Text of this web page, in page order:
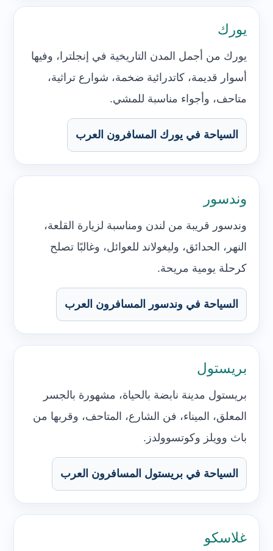
يورك
يورك من أجمل المدن التاريخية في إنجلترا، وفيها
أسوار قديمة، كاتدرائية ضخمة، شوارع تراثية،
متاحف، وأجواء مناسبة للمشي.
السياحة في يورك المسافرون العرب
وندسور
وندسور قريبة من لندن ومناسبة لزيارة القلعة،
النهر، الحدائق، وليغولاند للعوائل، وغالبًا تصلح
كرحلة يومية مريحة.
السياحة في وندسور المسافرون العرب
بريستول
بريستول مدينة نابضة بالحياة، مشهورة بالجسر
المعلق، الميناء، فن الشارع، المتاحف، وقربها من
باث وويلز وكوتسوولدز.
السياحة في بريستول المسافرون العرب
غلاسكو